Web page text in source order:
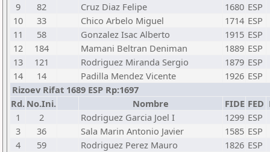
9
82 Cruz Diaz Felipe 1680 ESP
10
33 Chico Arbelo Miguel 1714 ESP
11
58 Gonzalez Isac Alberto 1915 ESP
12
184 Mamani Beltran Deniman 1889 ESP
13
121 Rodriguez Miranda Sergio 1879 ESP
14
14 Padilla Mendez Vicente 1926 ESP
Rizoev Rifat 1689 ESP Rp:1697
Rd. No.Ini. Nombre FIDE FED
1
2 Rodriguez Garcia Joel I 1299 ESP
3
36 Sala Marin Antonio Javier 1585 ESP
4
59 Rodriguez Perez Mauro 1826 ESP